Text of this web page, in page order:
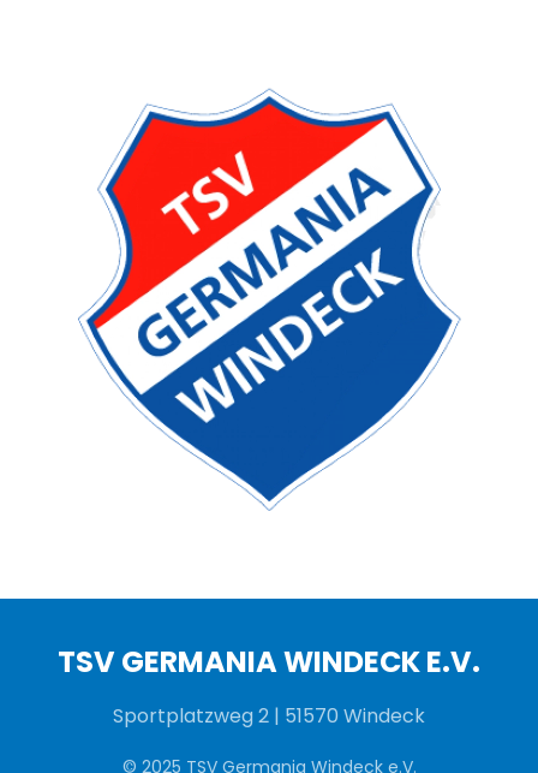
TSV GERMANIA WINDECK E.V.
Sportplatzweg 2 | 51570 Windeck
© 2025 TSV Germania Windeck e.V.